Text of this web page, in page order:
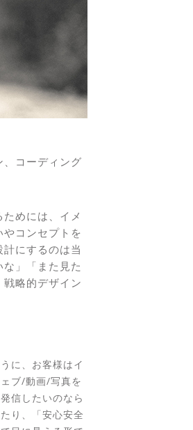
コーディング
めには、イメ
コンセプトを
にするのは当
」「また見た
略的デザイン
に、お客様はイ
ブ/動画/写真を
信したいのなら
り、「安心安全